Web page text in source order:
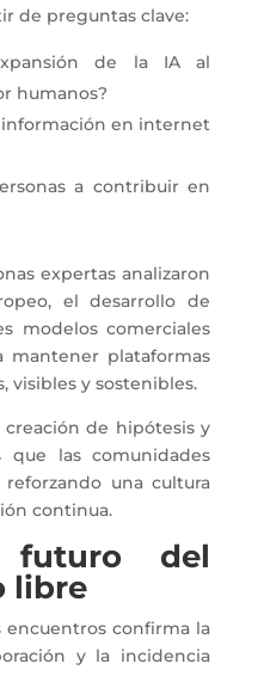
de preguntas clave:
de la IA al
humanos?
en internet
a contribuir en
expertas analizaron
el desarrollo de
modelos comerciales
mantener plataformas
visibles y sostenibles.
de hipótesis y
que las comunidades
reforzando una cultura
continua.
futuro del
libre
encuentros confirma la
y la incidencia